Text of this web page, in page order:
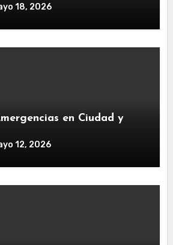
18, 2026
en Ciudad y
12, 2026